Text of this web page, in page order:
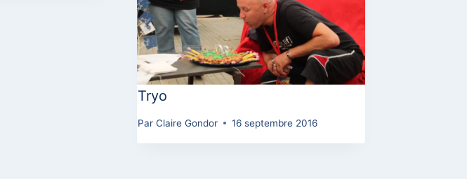
Tryo
Par Claire Gondor 16 septembre 2016